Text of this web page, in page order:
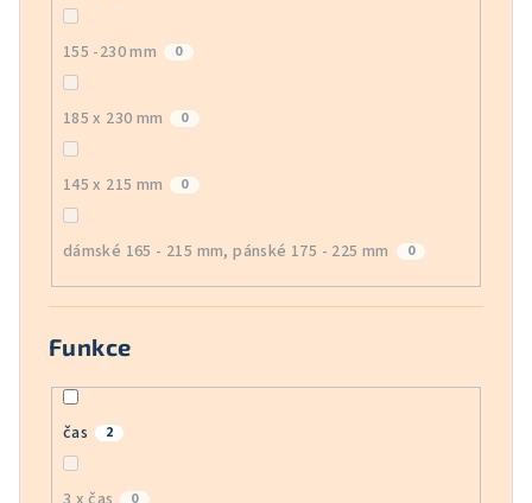
155 -230 mm 0
185 x 230 mm 0
145 x 215 mm 0
dámské 165 - 215 mm, pánské 175 - 225 mm 0
Funkce
čas 2
0